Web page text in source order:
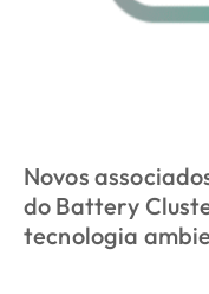
Novos
do Battery
tecnologia